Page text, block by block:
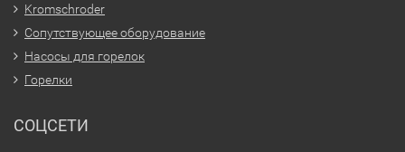
Kromschroder
Сопутствующее оборудование
Насосы для горелок
Горелки
СОЦСЕТИ